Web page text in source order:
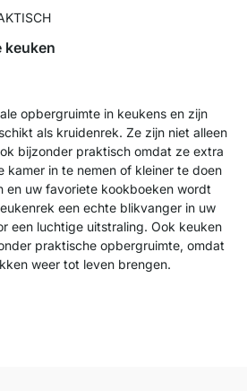
keuken
opbergruimte in keukens en zijn
als kruidenrek. Ze zijn niet alleen
bijzonder praktisch omdat ze extra
kamer in te nemen of kleiner te doen
en uw favoriete kookboeken wordt
een echte blikvanger in uw
een luchtige uitstraling. Ook keuken
praktische opbergruimte, omdat
weer tot leven brengen.